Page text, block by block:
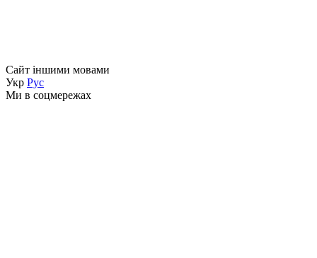
Сайт іншими мовами
Укр Рус
Ми в соцмережах